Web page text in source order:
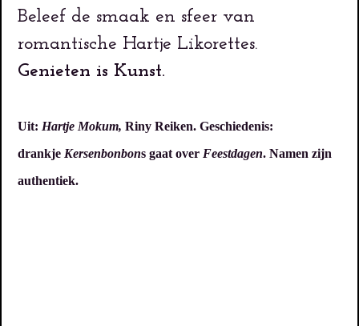
Beleef de smaak en sfeer van
romantische Hartje Likorettes.
Genieten is Kunst.
Uit: Hartje Mokum, Riny Reiken. Geschiedenis:
drankje Kersenbonbons gaat over Feestdagen. Namen zijn
authentiek.